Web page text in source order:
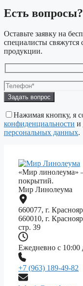
Есть вопросы?
Оставьте заявку на
специалисты свяжутся
продукции.
Оставьте
это
поле
пустым.
Нажимая кнопку, я
конфиденциальности и
персональных данных.
«Мир линолеума»
покрытий.
Мир Линолеума
660077, г.
660010, г.
стр. 39
Ежедневно с 10:00
+7 (963) 189-49-82